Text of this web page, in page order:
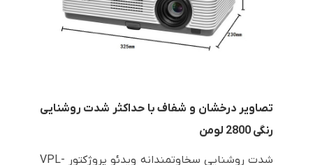
تصاویر درخشان و شفاف با حداکثر شدت روشنایی
رنگی 2800 لومن
شدت روشنایی سخاوتمندانه ویدئو پروژکتور VPL-